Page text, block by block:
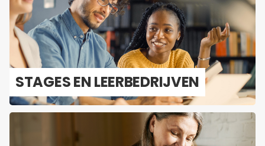
STA­GES EN LEER­BE­DRIJ­VEN